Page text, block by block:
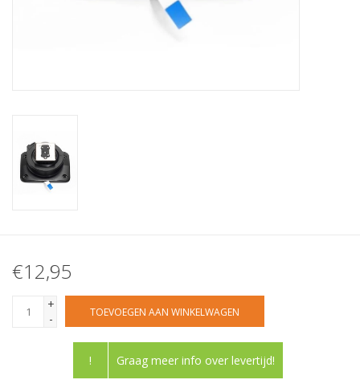
€12,95
+
-
TOEVOEGEN AAN WINKELWAGEN
! Graag meer info over levertijd!